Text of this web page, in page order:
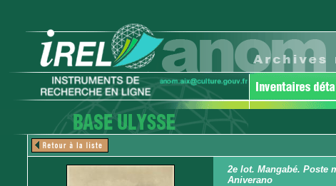
2e lot. Mangabé. Poste
Aniverano